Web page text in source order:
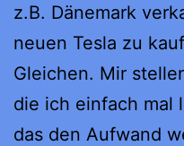
z.B. Dänemark
neuen Tesla zu
Gleichen. Mir
die ich einfach mal
das den Aufwand